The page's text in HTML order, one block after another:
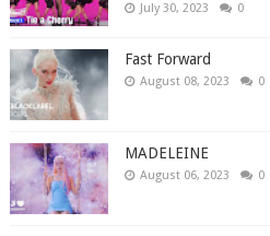
July 30, 2023 0
Fast Forward
August 08, 2023 0
MADELEINE
August 06, 2023 0